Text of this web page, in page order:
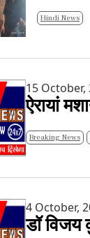
Hindi News
15 October,
ऐरायां
Breaking News
4 October,
डॉ विजय